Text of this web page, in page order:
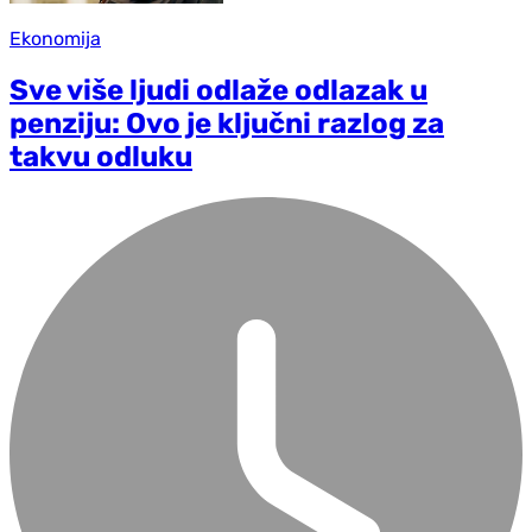
Ekonomija
Sve više ljudi odlaže odlazak u
penziju: Ovo je ključni razlog za
takvu odluku